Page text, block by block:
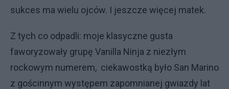
sukces ma wielu ojców. I jeszcze więcej matek.
Z tych co odpadli: moje klasyczne gusta
faworyzowały grupę Vanilla Ninja z niezłym
rockowym numerem, ciekawostką było San Marino
z gościnnym występem zapomnianej gwiazdy lat